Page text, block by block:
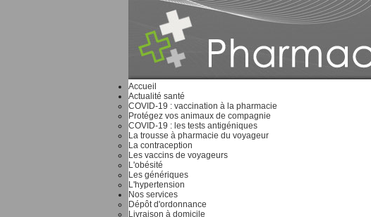
Accueil
Actualité santé
COVID-19 : vaccination à la pharmacie
Protégez vos animaux de compagnie
COVID-19 : les tests antigéniques
La trousse à pharmacie du voyageur
La contraception
Les vaccins de voyageurs
L'obésité
Les génériques
L'hypertension
Nos services
Dépôt d'ordonnance
Livraison à domicile